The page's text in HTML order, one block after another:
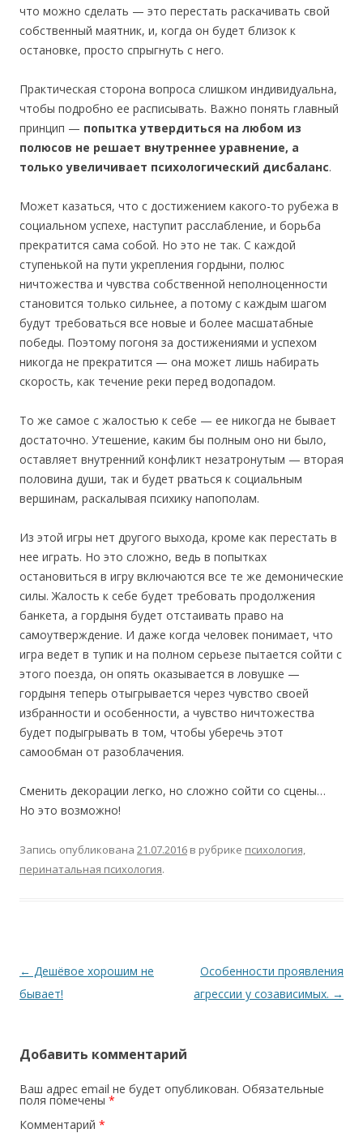
что можно сделать — это перестать раскачивать свой
собственный маятник, и, когда он будет близок к
остановке, просто спрыгнуть с него.
Практическая сторона вопроса слишком индивидуальна,
чтобы подробно ее расписывать. Важно понять главный
принцип — попытка утвердиться на любом из
полюсов не решает внутреннее уравнение, а
только увеличивает психологический дисбаланс.
Может казаться, что с достижением какого-то рубежа в
социальном успехе, наступит расслабление, и борьба
прекратится сама собой. Но это не так. С каждой
ступенькой на пути укрепления гордыни, полюс
ничтожества и чувства собственной неполноценности
становится только сильнее, а потому с каждым шагом
будут требоваться все новые и более масшатабные
победы. Поэтому погоня за достижениями и успехом
никогда не прекратится — она может лишь набирать
скорость, как течение реки перед водопадом.
То же самое с жалостью к себе — ее никогда не бывает
достаточно. Утешение, каким бы полным оно ни было,
оставляет внутренний конфликт незатронутым — вторая
половина души, так и будет рваться к социальным
вершинам, раскалывая психику напополам.
Из этой игры нет другого выхода, кроме как перестать в
нее играть. Но это сложно, ведь в попытках
остановиться в игру включаются все те же демонические
силы. Жалость к себе будет требовать продолжения
банкета, а гордыня будет отстаивать право на
самоутверждение. И даже когда человек понимает, что
игра ведет в тупик и на полном серьезе пытается сойти с
этого поезда, он опять оказывается в ловушке —
гордыня теперь отыгрывается через чувство своей
избранности и особенности, а чувство ничтожества
будет подыгрывать в том, чтобы уберечь этот
самообман от разоблачения.
Сменить декорации легко, но сложно сойти со сцены…
Но это возможно!
Запись опубликована 21.07.2016 в рубрике психология,
перинатальная психология.
Навигация по записям
← Дешёвое хорошим не
бывает!
Особенности проявления
агрессии у созависимых. →
Добавить комментарий
Ваш адрес email не будет опубликован. Обязательные
поля помечены *
Комментарий *